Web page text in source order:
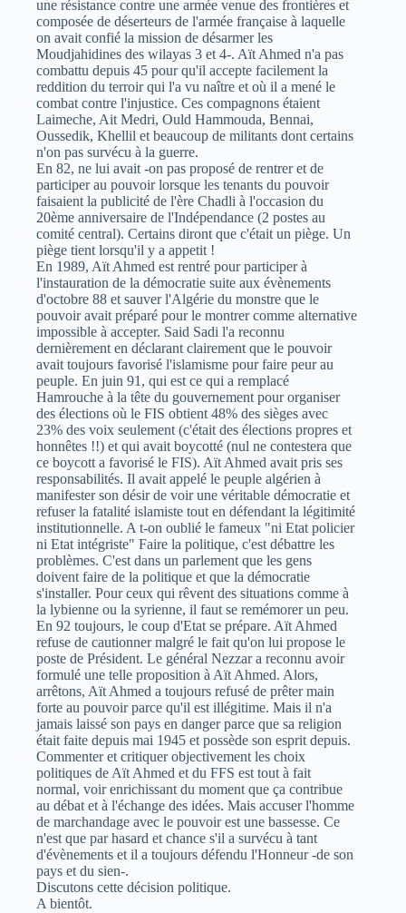
une résistance contre une armée venue des frontières et
composée de déserteurs de l'armée française à laquelle
on avait confié la mission de désarmer les
Moudjahidines des wilayas 3 et 4-. Aït Ahmed n'a pas
combattu depuis 45 pour qu'il accepte facilement la
reddition du terroir qui l'a vu naître et où il a mené le
combat contre l'injustice. Ces compagnons étaient
Laimeche, Ait Medri, Ould Hammouda, Bennai,
Oussedik, Khellil et beaucoup de militants dont certains
n'on pas survécu à la guerre.
En 82, ne lui avait -on pas proposé de rentrer et de
participer au pouvoir lorsque les tenants du pouvoir
faisaient la publicité de l'ère Chadli à l'occasion du
20ème anniversaire de l'Indépendance (2 postes au
comité central). Certains diront que c'était un piège. Un
piège tient lorsqu'il y a appetit !
En 1989, Aït Ahmed est rentré pour participer à
l'instauration de la démocratie suite aux évènements
d'octobre 88 et sauver l'Algérie du monstre que le
pouvoir avait préparé pour le montrer comme alternative
impossible à accepter. Said Sadi l'a reconnu
dernièrement en déclarant clairement que le pouvoir
avait toujours favorisé l'islamisme pour faire peur au
peuple. En juin 91, qui est ce qui a remplacé
Hamrouche à la tête du gouvernement pour organiser
des élections où le FIS obtient 48% des sièges avec
23% des voix seulement (c'était des élections propres et
honnêtes !!) et qui avait boycotté (nul ne contestera que
ce boycott a favorisé le FIS). Aït Ahmed avait pris ses
responsabilités. Il avait appelé le peuple algérien à
manifester son désir de voir une véritable démocratie et
refuser la fatalité islamiste tout en défendant la légitimité
institutionnelle. A t-on oublié le fameux "ni Etat policier
ni Etat intégriste" Faire la politique, c'est débattre les
problèmes. C'est dans un parlement que les gens
doivent faire de la politique et que la démocratie
s'installer. Pour ceux qui rêvent des situations comme à
la lybienne ou la syrienne, il faut se remémorer un peu.
En 92 toujours, le coup d'Etat se prépare. Aït Ahmed
refuse de cautionner malgré le fait qu'on lui propose le
poste de Président. Le général Nezzar a reconnu avoir
formulé une telle proposition à Aït Ahmed. Alors,
arrêtons, Aït Ahmed a toujours refusé de prêter main
forte au pouvoir parce qu'il est illégitime. Mais il n'a
jamais laissé son pays en danger parce que sa religion
était faite depuis mai 1945 et possède son esprit depuis.
Commenter et critiquer objectivement les choix
politiques de Aït Ahmed et du FFS est tout à fait
normal, voir enrichissant du moment que ça contribue
au débat et à l'échange des idées. Mais accuser l'homme
de marchandage avec le pouvoir est une bassesse. Ce
n'est que par hasard et chance s'il a survécu à tant
d'évènements et il a toujours défendu l'Honneur -de son
pays et du sien-.
Discutons cette décision politique.
A bientôt.